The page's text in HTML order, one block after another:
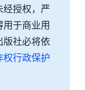
经授权，严
于商业用
社必将依
权行政保护